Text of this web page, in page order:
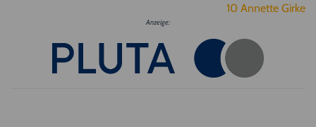
10 Annette Girke
Anzeige: